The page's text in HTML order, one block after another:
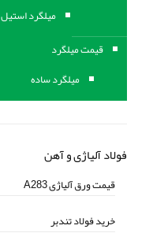
میلگرد استیل
قیمت میلگرد
میلگرد ساده
فولاد آلیاژی و آهن
قیمت ورق آلیاژی A283
خرید فولاد تندبر